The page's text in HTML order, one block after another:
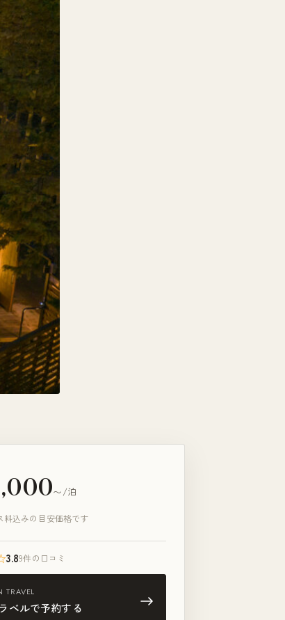
〜/泊
料込みの目安価格です
3.89件の口コミ
TRAVEL
ベルで予約する